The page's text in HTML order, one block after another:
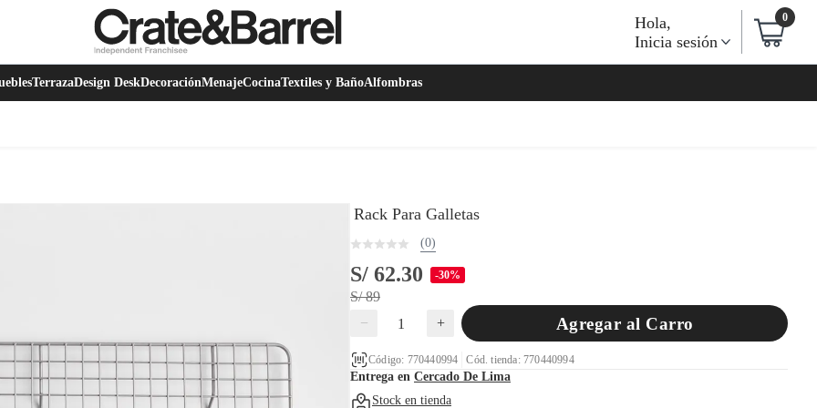
Hola,
Inicia sesión
0
TerrazaDesign DeskDecoraciónMenajeCocinaTextiles y BañoAlfombras
Rack Para Galletas
(0)
S/ 62.30 -30%
S/ 89
−
+ Agregar al Carro
Código: 770440994 Cód. tienda: 770440994
Entrega en Cercado De Lima
Stock en tienda